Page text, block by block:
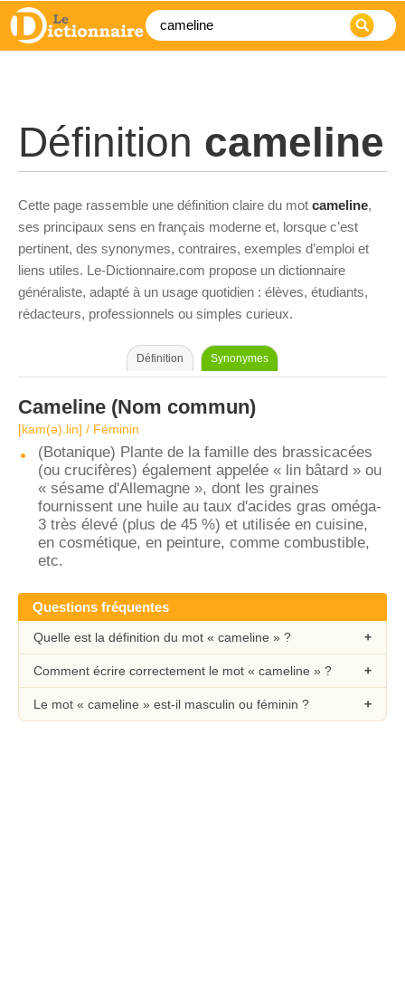
Définition cameline
Cette page rassemble une définition claire du mot cameline,
ses principaux sens en français moderne et, lorsque c’est
pertinent, des synonymes, contraires, exemples d’emploi et
liens utiles. Le-Dictionnaire.com propose un dictionnaire
généraliste, adapté à un usage quotidien : élèves, étudiants,
rédacteurs, professionnels ou simples curieux.
Définition Synonymes
Cameline (Nom commun)
[kam(ə).lin] / Féminin
(Botanique) Plante de la famille des brassicacées
(ou crucifères) également appelée « lin bâtard » ou
« sésame d'Allemagne », dont les graines
fournissent une huile au taux d'acides gras oméga-
3 très élevé (plus de 45 %) et utilisée en cuisine,
en cosmétique, en peinture, comme combustible,
etc.
Questions fréquentes
Quelle est la définition du mot « cameline » ?
Comment écrire correctement le mot « cameline » ?
Le mot « cameline » est-il masculin ou féminin ?